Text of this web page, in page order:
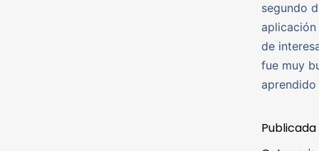
segundo
de
fue muy
aprendido